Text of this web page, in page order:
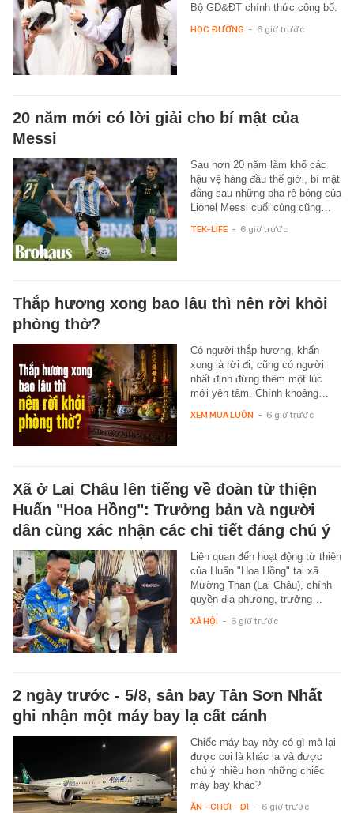
Bộ GD&ĐT chính thức công bố.
HỌC ĐƯỜNG - 6 giờ trước
20 năm mới có lời giải cho bí mật của
Messi
Sau hơn 20 năm làm khổ các
hậu vệ hàng đầu thế giới, bí mật
đằng sau những pha rê bóng của
Lionel Messi cuối cùng cũng…
TEK-LIFE - 6 giờ trước
Thắp hương xong bao lâu thì nên rời khỏi
phòng thờ?
Có người thắp hương, khấn
xong là rời đi, cũng có người
nhất định đứng thêm một lúc
mới yên tâm. Chính khoảng…
XEM MUA LUÔN - 6 giờ trước
Xã ở Lai Châu lên tiếng về đoàn từ thiện
Huấn "Hoa Hồng": Trưởng bản và người
dân cùng xác nhận các chi tiết đáng chú ý
Liên quan đến hoạt động từ thiện
của Huấn "Hoa Hồng" tại xã
Mường Than (Lai Châu), chính
quyền địa phương, trưởng…
XÃ HỘI - 6 giờ trước
2 ngày trước - 5/8, sân bay Tân Sơn Nhất
ghi nhận một máy bay lạ cất cánh
Chiếc máy bay này có gì mà lại
được coi là khác lạ và được
chú ý nhiều hơn những chiếc
máy bay khác?
ĂN - CHƠI - ĐI - 6 giờ trước